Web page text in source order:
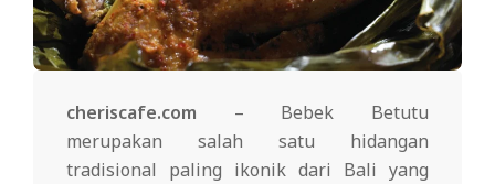
cheriscafe.com – Bebek Betutu
merupakan salah satu hidangan
tradisional paling ikonik dari Bali yang